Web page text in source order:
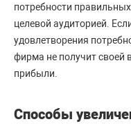
потребности
целевой аудиторией.
удовлетворения
фирма не получит своей
прибыли.
Способы